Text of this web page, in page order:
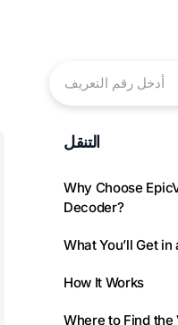
أدخل رقم التعريف
التنقل
Why Choose
Decoder?
What You’ll Get
How It Works
Where to Find the